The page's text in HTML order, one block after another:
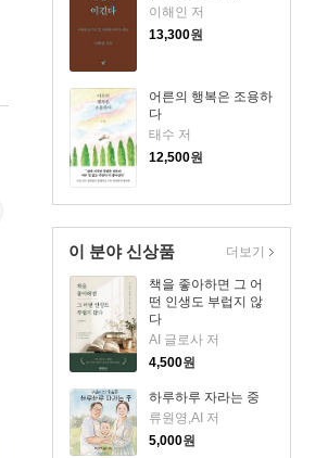
이해인 저
13,300원
어른의 행복은 조용하
다
태수 저
12,500원
이 분야 신상품
책을 좋아하면 그 어
떤 인생도 부럽지 않
다
AI 글로사 저
4,500원
하루하루 자라는 중
류원영,AI 저
5,000원
더보기